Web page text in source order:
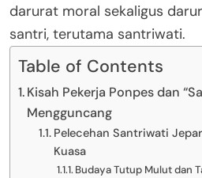
darurat moral sekaligus
santri, terutama santriwati.
Table of Contents
Kisah Pekerja Ponpes dan
Mengguncang
Pelecehan Santriwati
Kuasa
Budaya Tutup Mulut dan